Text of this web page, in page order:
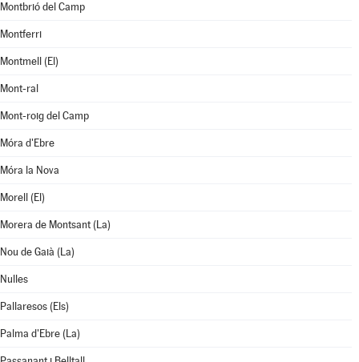
Montbrió del Camp
Montferri
Montmell (El)
Mont-ral
Mont-roig del Camp
Móra d'Ebre
Móra la Nova
Morell (El)
Morera de Montsant (La)
Nou de Gaià (La)
Nulles
Pallaresos (Els)
Palma d'Ebre (La)